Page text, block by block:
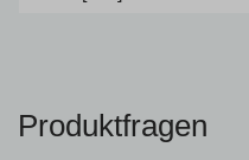
Produktfragen